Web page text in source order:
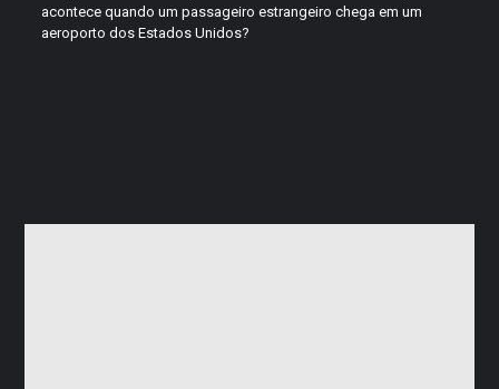
acontece quando um passageiro estrangeiro chega em um
aeroporto dos Estados Unidos?